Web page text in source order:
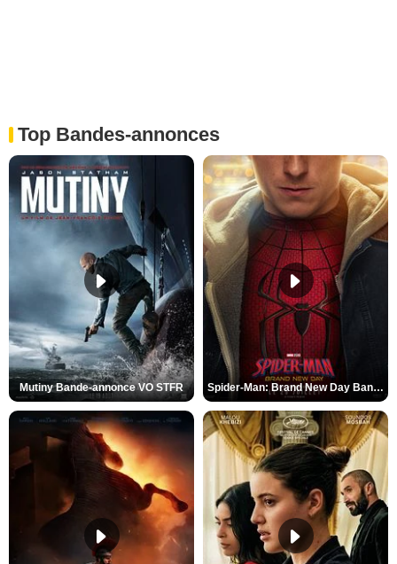
Top Bandes-annonces
Mutiny Bande-annonce VO STFR Spider-Man: Brand New Day Bande-annonce VO STFR